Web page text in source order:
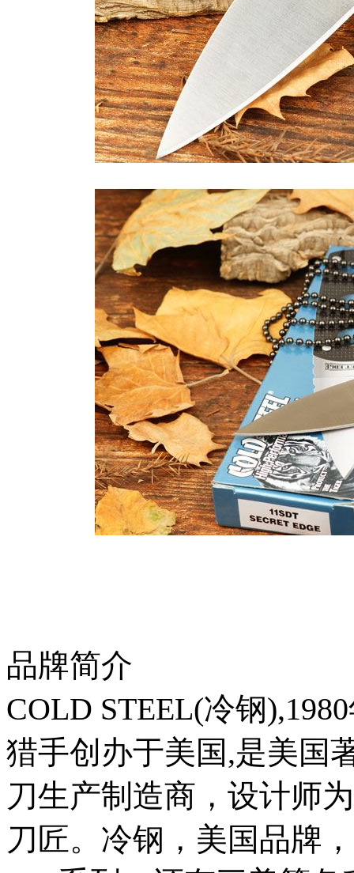
品牌简介
COLD STEEL(冷钢
猎手创办于美国,是美国
刀生产制造商，设计师
刀匠。冷钢，美国品牌